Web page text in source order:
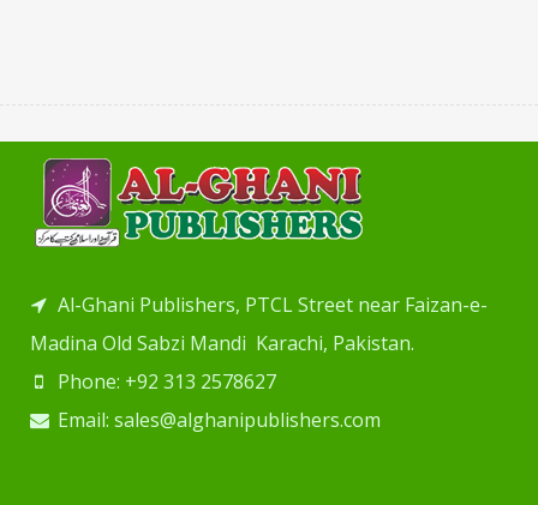
Al-Ghani Publishers, PTCL Street near Faizan-e-
Madina Old Sabzi Mandi Karachi, Pakistan.
Phone: +92 313 2578627
Email: sales@alghanipublishers.com